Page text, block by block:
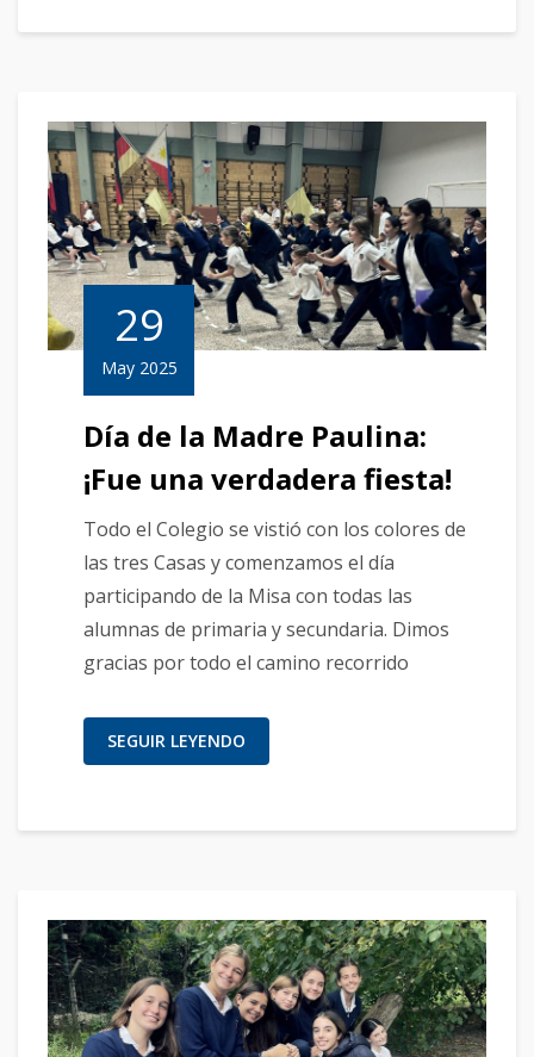
29
May 2025
Día de la Madre Paulina:
¡Fue una verdadera fiesta!
Todo el Colegio se vistió con los colores de
las tres Casas y comenzamos el día
participando de la Misa con todas las
alumnas de primaria y secundaria. Dimos
gracias por todo el camino recorrido
SEGUIR LEYENDO